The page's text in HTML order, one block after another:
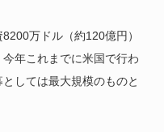
万ドル（約120億円）
年これまでに米国で行わ
しては最大規模のものと